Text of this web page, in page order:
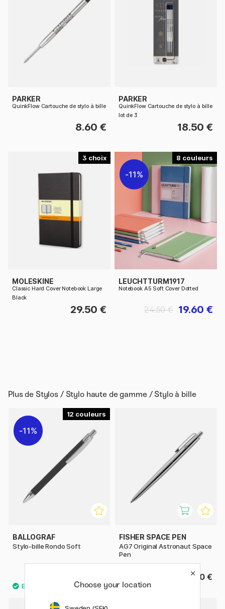
PARKER
QuinkFlow Cartouche de stylo à bille
8.60 €
PARKER
QuinkFlow Cartouche de stylo à bille
lot de 3
18.50 €
3
MOLESKINE
Classic Hard Cover Notebook Large
Black
29.50 €
8
11%
LEUCHTTURM1917
Notebook A5 Soft Cover Dotted
19.60 €
24.50 €
Plus de Stylos / Stylo haute de gamme / Stylo à bille
12
11%
BALLOGRAF
Stylo-bille Rondo Soft
FISHER SPACE PEN
AG7 Original Astronaut Space
Pen
99.50 €
Choose your location